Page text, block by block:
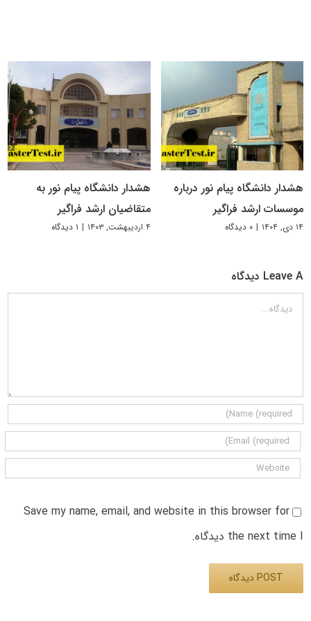
هشدار دانشگاه پیام نور درباره
موسسات ارشد فراگیر
۱۴ دی, ۱۴۰۴ | ۰ دیدگاه
هشدار دانشگاه پیام نور به
متقاضیان ارشد فراگیر
۴ اردیبهشت, ۱۴۰۳ | ۱ دیدگاه
Leave A دیدگاه
دیدگاه
Save my name, email, and website in this browser for
the next time I دیدگاه.